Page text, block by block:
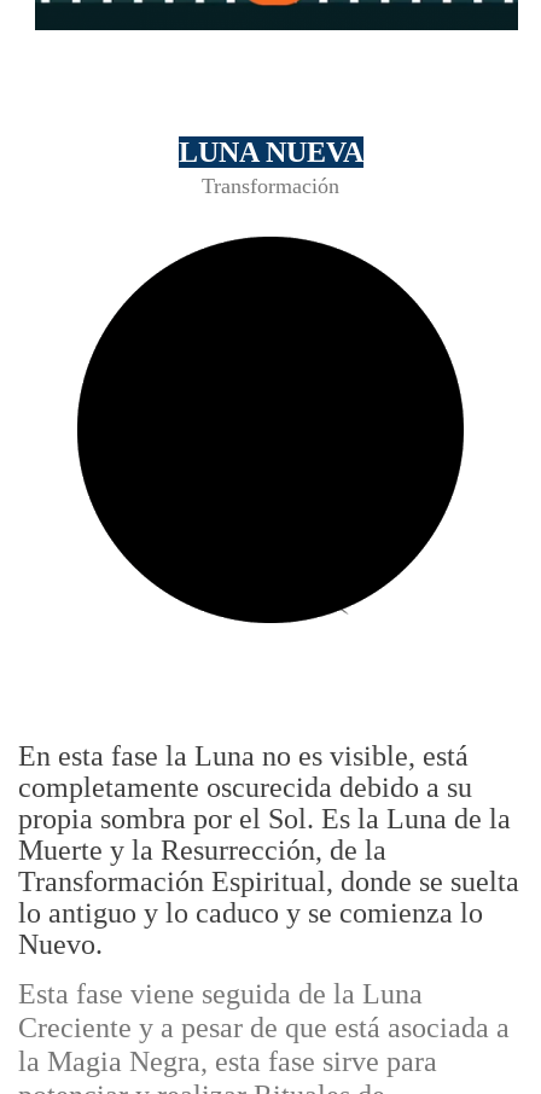
LUNA NUEVA
Transformación
En esta fase la Luna no es visible, está
completamente oscurecida debido a su
propia sombra por el Sol. Es la Luna de la
Muerte y la Resurrección, de la
Transformación Espiritual, donde se suelta
lo antiguo y lo caduco y se comienza lo
Nuevo.
Esta fase viene seguida de la Luna
Creciente y a pesar de que está asociada a
la Magia Negra, esta fase sirve para